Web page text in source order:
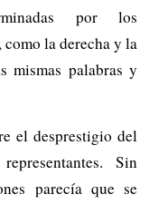
por los
la derecha y la
mismas palabras y
el desprestigio del
Sin
parecía que se